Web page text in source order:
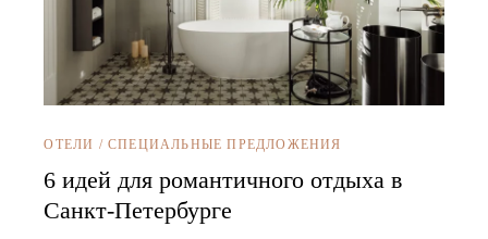
ОТЕЛИ / СПЕЦИАЛЬНЫЕ ПРЕДЛОЖЕНИЯ
6 идей для романтичного отдыха в
Санкт-Петербурге